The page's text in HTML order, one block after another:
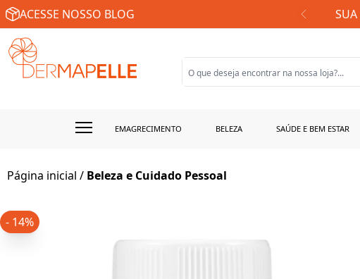
ACESSE NOSSO BLOG
SUA FARMÁCIA DE MANIPULAÇÃO ONLINE
EMAGRECIMENTO BELEZA SAÚDE E BEM ESTAR
Página inicial / Beleza e Cuidado Pessoal
- 14%